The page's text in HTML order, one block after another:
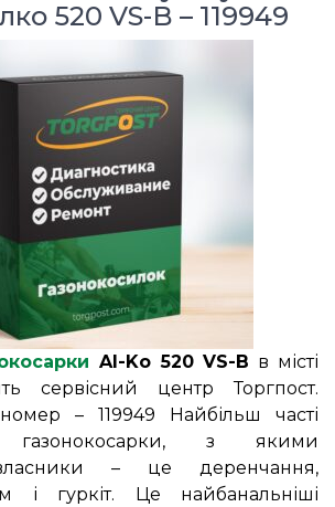
520 VS-B – 119949
Al-Ko 520 VS-B в місті
сервісний центр Торгпост.
– 119949 Найбільш часті
газонокосарки, з якими
– це деренчання,
і гуркіт. Це найбанальніші